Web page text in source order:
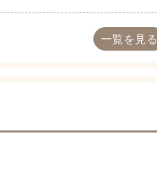
一覧を見る